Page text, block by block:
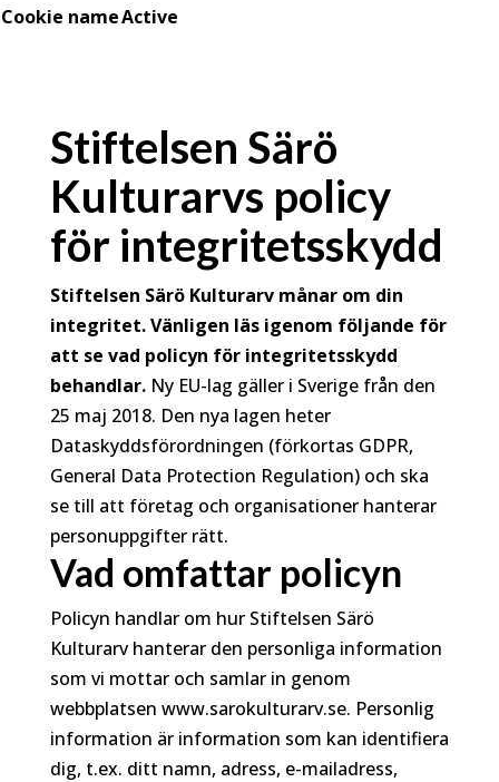
Cookie nameActive
Stiftelsen Särö
Kulturarvs policy
för integritetsskydd
Stiftelsen Särö Kulturarv månar om din
integritet. Vänligen läs igenom följande för
att se vad policyn för integritetsskydd
behandlar. Ny EU-lag gäller i Sverige från den
25 maj 2018. Den nya lagen heter
Dataskyddsförordningen (förkortas GDPR,
General Data Protection Regulation) och ska
se till att företag och organisationer hanterar
personuppgifter rätt.
Vad omfattar policyn
Policyn handlar om hur Stiftelsen Särö
Kulturarv hanterar den personliga information
som vi mottar och samlar in genom
webbplatsen www.sarokulturarv.se. Personlig
information är information som kan identifiera
dig, t.ex. ditt namn, adress, e-mailadress,